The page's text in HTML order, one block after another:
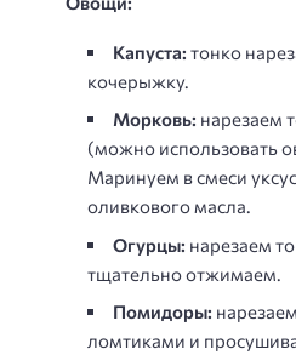
Капуста: тонко
кочерыжку.
Морковь: нарезаем
(можно использовать
Маринуем в смеси
оливкового масла.
Огурцы: нарезаем
тщательно отжимаем.
Помидоры:
ломтиками и